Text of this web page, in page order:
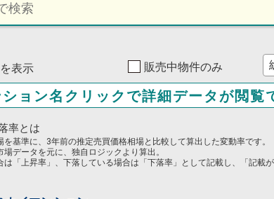
表示 販売中物件のみ
ョン名クリックで詳細データが閲覧
率とは
基準に、3年前の推定売買価格相場と比較して算出した変動率です。
データを元に、独自ロジックより算出。
は「上昇率」、下落している場合は「下落率」として記載し、「記載